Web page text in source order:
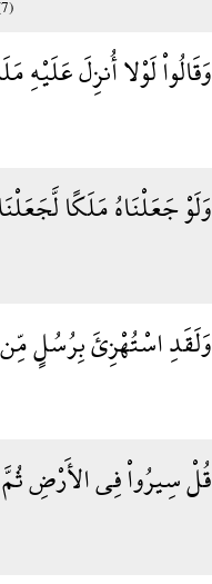
وَقَالُواْ لَوْلا أُنزِلَ
وَلَوْ جَعَلْنَاهُ مَلَكًا
وَلَقَدِ اسْتُهْزِئَ بِرُسُلٍ
قُلْ سِيرُواْ فِي الأَرْضِ